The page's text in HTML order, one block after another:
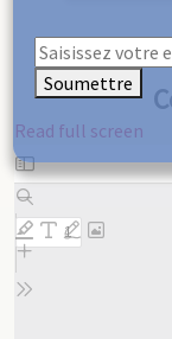
Read full screen
Skip
to
PDF
content
Soumettre